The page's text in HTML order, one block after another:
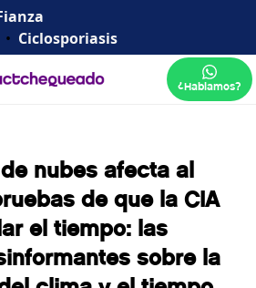
• Ciclosporiasis
¿Hablamos?
nubes afecta al
de que la CIA
el tiempo: las
sobre la